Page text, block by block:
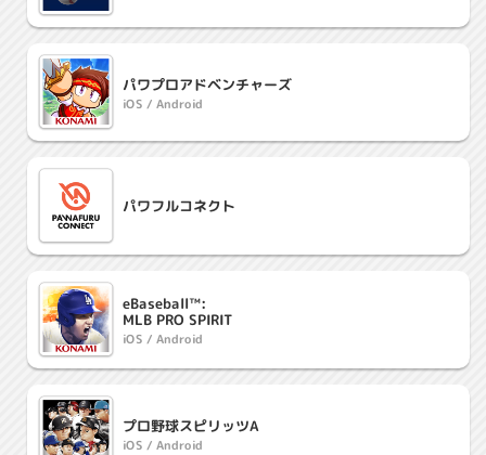
パワプロアドベンチャーズ
iOS / Android
パワフルコネクト
eBaseball™:
MLB PRO SPIRIT
iOS / Android
プロ野球スピリッツA
iOS / Android